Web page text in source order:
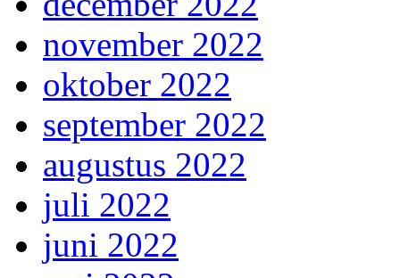
november 2022
oktober 2022
september 2022
augustus 2022
juli 2022
juni 2022